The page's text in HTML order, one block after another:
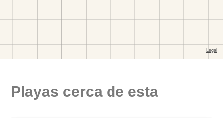
Playas cerca de esta